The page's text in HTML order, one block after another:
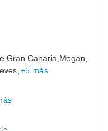
Gran Canaria,Mogan,
+5 más